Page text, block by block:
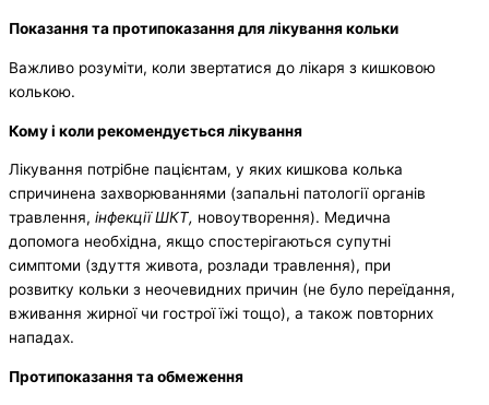
Показання та протипоказання для лікування кольки
Важливо розуміти, коли звертатися до лікаря з кишковою
колькою.
Кому і коли рекомендується лікування
Лікування потрібне пацієнтам, у яких кишкова колька
спричинена захворюваннями (запальні патології органів
травлення, інфекції ШКТ, новоутворення). Медична
допомога необхідна, якщо спостерігаються супутні
симптоми (здуття живота, розлади травлення), при
розвитку кольки з неочевидних причин (не було переїдання,
вживання жирної чи гострої їжі тощо), а також повторних
нападах.
Протипоказання та обмеження